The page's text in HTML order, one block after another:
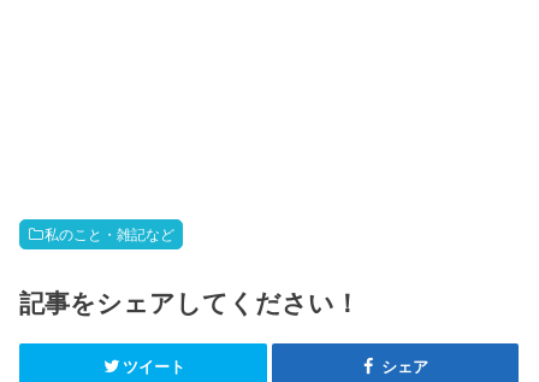
私のこと・雑記など
記事をシェアしてください！
ツイート シェア